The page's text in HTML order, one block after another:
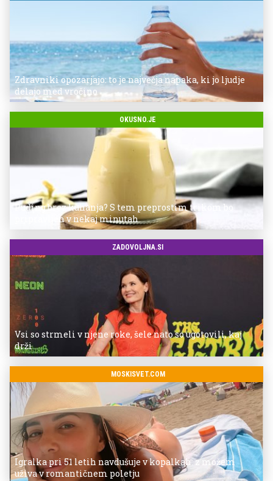
Zdravniki opozarjajo: to je največja napaka, ki jo ljudje
delajo med vročino
OKUSNO.JE
Puding brez kuhanja? S tem preprostim trikom bo
pripravljen v nekaj minutah
ZADOVOLJNA.SI
Vsi so strmeli v njene roke, šele nato so ugotovili, kaj
drži
MOSKISVET.COM
Igralka pri 51 letih navdušuje v kopalkah: z možem
uživa v romantičnem poletju